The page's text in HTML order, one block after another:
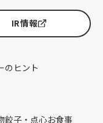
IR情報
のヒント
餃子・点心お食事